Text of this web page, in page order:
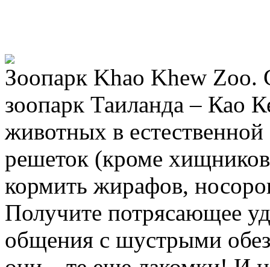
Зоопарк Khao Khew
зоопарк Таиланда – Као
животных в естественной
решеток (кроме
кормить жирафов,
Получите потрясающее
общения с шустрыми